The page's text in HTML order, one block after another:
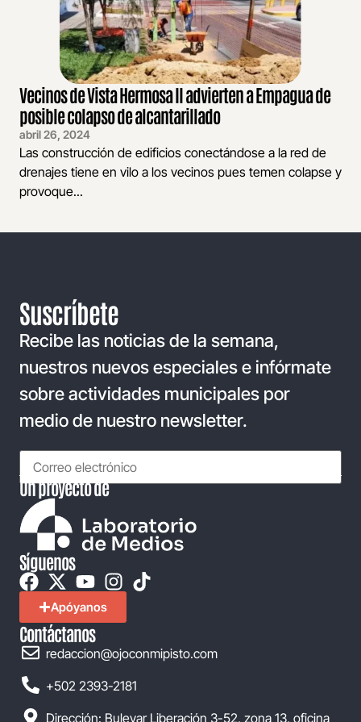
Vecinos de Vista Hermosa II advierten a Empagua de
posible colapso de alcantarillado
abril 26, 2024
Las construcción de edificios conectándose a la red de
drenajes tiene en vilo a los vecinos pues temen colapse y
provoque...
Suscríbete
Recibe las noticias de la semana,
nuestros nuevos especiales e infórmate
sobre actividades municipales por
medio de nuestro newsletter.
Un proyecto de
Síguenos
Apóyanos
Contáctanos
redaccion@ojoconmipisto.com
+502 2393-2181
Dirección: Bulevar Liberación 3-52, zona 13, oficina